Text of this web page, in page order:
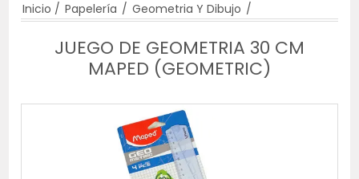
Inicio / Papelería / Geometria Y Dibujo /
JUEGO DE GEOMETRIA 30 CM
MAPED (GEOMETRIC)